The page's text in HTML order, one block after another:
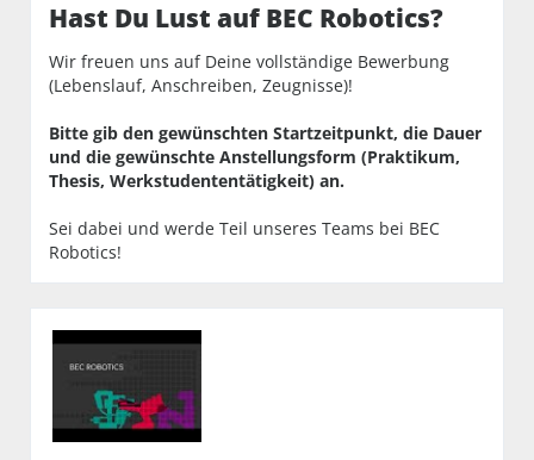
Hast Du Lust auf BEC Robotics?
Wir freuen uns auf Deine vollständige Bewerbung
(Lebenslauf, Anschreiben, Zeugnisse)!
Bitte gib den gewünschten Startzeitpunkt, die Dauer
und die gewünschte Anstellungsform (Praktikum,
Thesis, Werkstudententätigkeit) an.
Sei dabei und werde Teil unseres Teams bei BEC
Robotics!